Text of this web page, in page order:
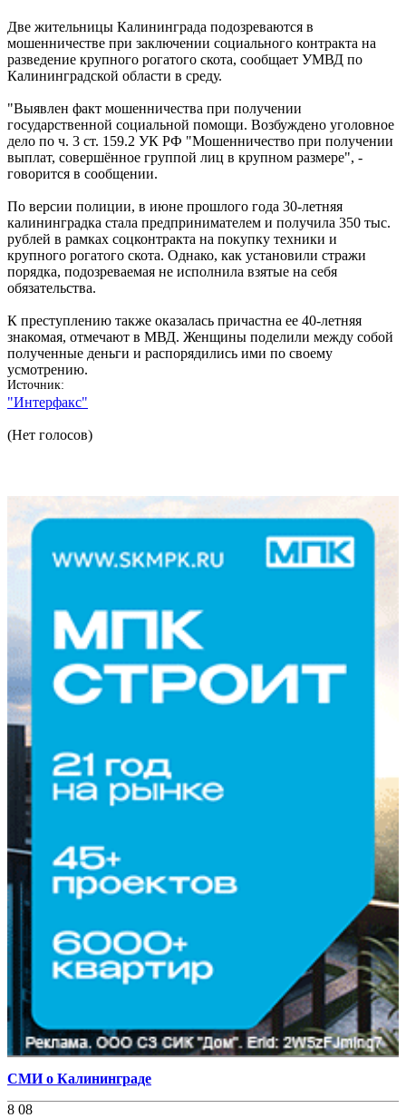
Две жительницы Калининграда подозреваются в
мошенничестве при заключении социального контракта на
разведение крупного рогатого скота, сообщает УМВД по
Калининградской области в среду.
"Выявлен факт мошенничества при получении
государственной социальной помощи. Возбуждено уголовное
дело по ч. 3 ст. 159.2 УК РФ "Мошенничество при получении
выплат, совершённое группой лиц в крупном размере", -
говорится в сообщении.
По версии полиции, в июне прошлого года 30-летняя
калининградка стала предпринимателем и получила 350 тыс.
рублей в рамках соцконтракта на покупку техники и
крупного рогатого скота. Однако, как установили стражи
порядка, подозреваемая не исполнила взятые на себя
обязательства.
К преступлению также оказалась причастна ее 40-летняя
знакомая, отмечают в МВД. Женщины поделили между собой
полученные деньги и распорядились ими по своему
усмотрению.
Источник
"Интерфакс"
(Нет голосов)
СМИ о Калининграде
8 08